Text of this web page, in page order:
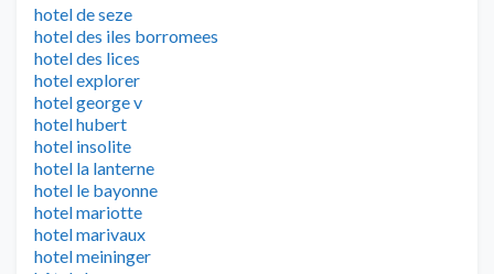
hotel de seze
hotel des iles borromees
hotel des lices
hotel explorer
hotel george v
hotel hubert
hotel insolite
hotel la lanterne
hotel le bayonne
hotel mariotte
hotel marivaux
hotel meininger